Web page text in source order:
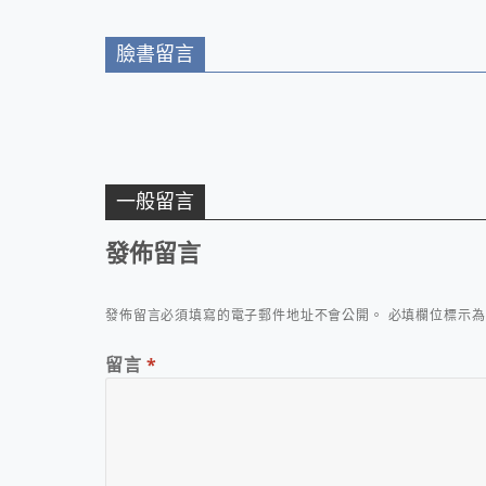
臉書留言
一般留言
發佈留言
發佈留言必須填寫的電子郵件地址不會公開。 必填欄位標示
留言 *